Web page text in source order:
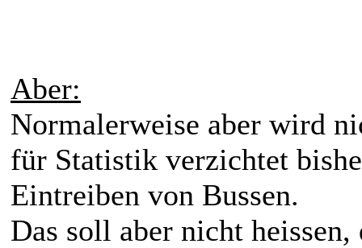
Aber:
Normalerweise aber wird
für Statistik verzichtet
Eintreiben von Bussen.
Das soll aber nicht